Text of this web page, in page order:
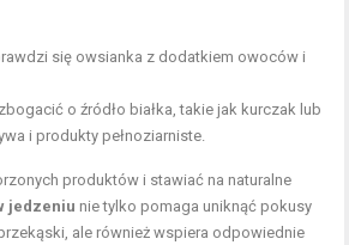
się owsianka z dodatkiem owoców i
o źródło białka, takie jak kurczak lub
i produkty pełnoziarniste.
produktów i stawiać na naturalne
jedzeniu nie tylko pomaga uniknąć pokusy
ale również wspiera odpowiednie